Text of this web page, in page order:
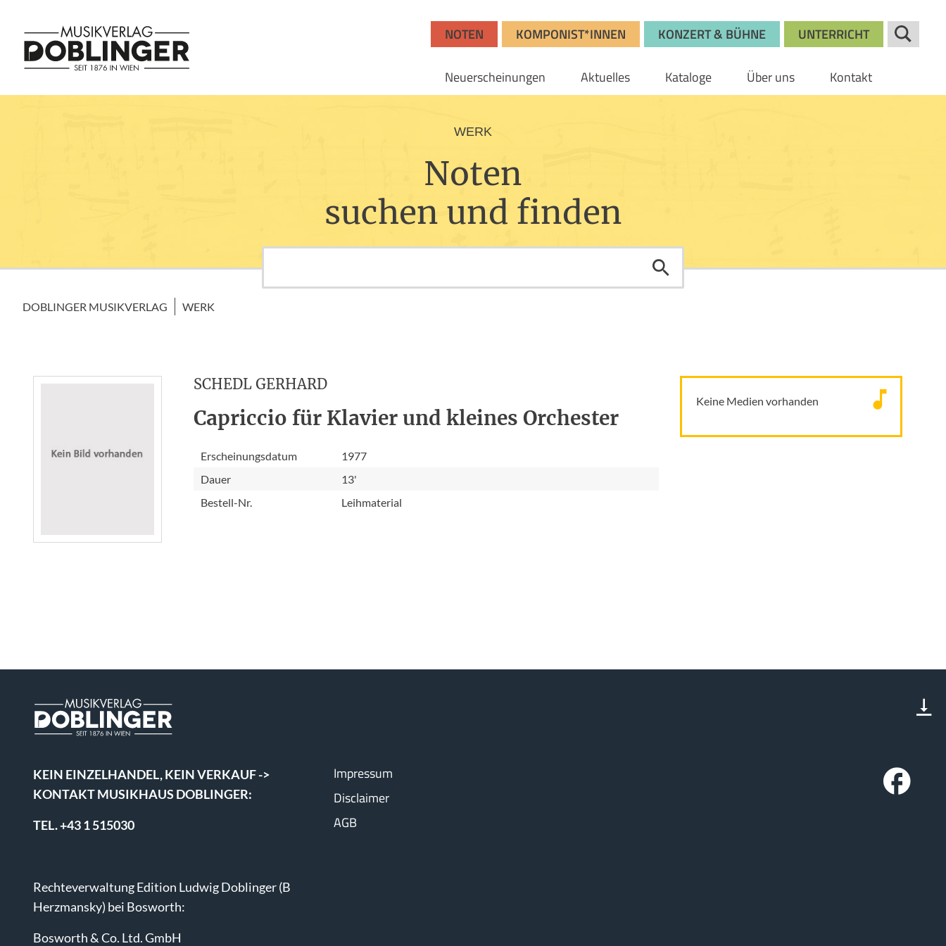
NOTEN KOMPONIST*INNEN KONZERT & BÜHNE UNTERRICHT
Neuerscheinungen Aktuelles Kataloge Über uns Kontakt
WERK
Noten
suchen und finden
DOBLINGER MUSIKVERLAG WERK
SCHEDL GERHARD
Capriccio für Klavier und kleines Orchester
Erscheinungsdatum
1977
Dauer
13'
Bestell-Nr.
Leihmaterial
Keine Medien vorhanden
KEIN EINZELHANDEL, KEIN VERKAUF ->
KONTAKT MUSIKHAUS DOBLINGER:
TEL. +43 1 515030
Rechteverwaltung Edition Ludwig Doblinger (B
Herzmansky) bei Bosworth:
Bosworth & Co. Ltd. GmbH
Impressum
Disclaimer
AGB